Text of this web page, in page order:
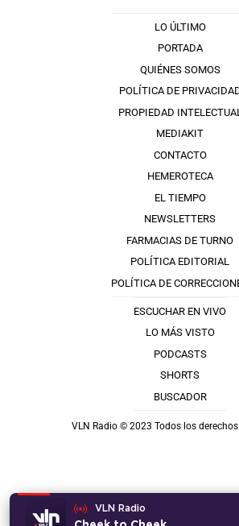
VLN Radio
LO ÚLTIMO
PORTADA
QUIÉNES SOMOS
POLÍTICA DE
PROPIEDAD INTELECTUAL
MEDIAKIT
CONTACTO
HEMEROTECA
EL TIEMPO
NEWSLETTERS
FARMACIAS DE TURNO
POLÍTICA EDITORIAL
POLÍTICA DE
ESCUCHAR EN VIVO
LO MÁS VISTO
PODCASTS
SHORTS
BUSCADOR
VLN Radio © 2023 Todos los